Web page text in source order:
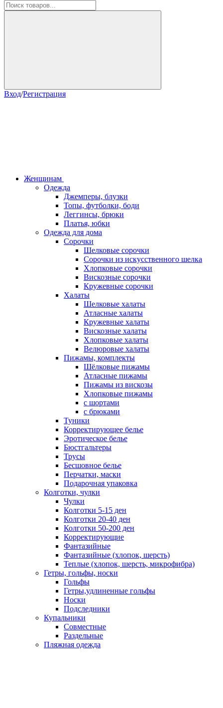
Вход/Регистрация
Женщинам
Одежда
Джемперы, блузки
Топы, футболки, боди
Леггинсы, брюки
Платья, юбки
Одежда для дома
Сорочки
Шелковые сорочки
Сорочки из искусственного шелка
Хлопковые сорочки
Вискозные сорочки
Кружевные сорочки
Халаты
Шелковые халаты
Атласные халаты
Кружевные халаты
Вискозные халаты
Хлопковые халаты
Велюровые халаты
Пижамы, комплекты
Шёлковые пижамы
Атласные пижамы
Пижамы из вискозы
Хлопковые пижамы
с шортами
с брюками
Туники
Корректирующее белье
Эротическое белье
Бюстгальтеры
Трусы
Бесшовное белье
Перчатки, маски
Подарочная упаковка
Колготки, чулки
Чулки
Колготки 5-15 ден
Колготки 20-40 ден
Колготки 50-200 ден
Корректирующие
Фантазийные
Фантазийные (хлопок, шерсть)
Теплые (хлопок, шерсть, микрофибра)
Гетры, гольфы, носки
Гольфы
Гетры,удлиненные гольфы
Носки
Подследники
Купальники
Совместные
Раздельные
Пляжная одежда